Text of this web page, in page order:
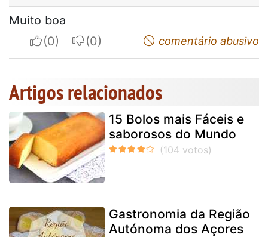
Muito boa
I apreciateI do not appreciatecomentário abusivo
Artigos relacionados
15 Bolos mais Fáceis e
saborosos do Mundo
Gastronomia da Região
Autónoma dos Açores